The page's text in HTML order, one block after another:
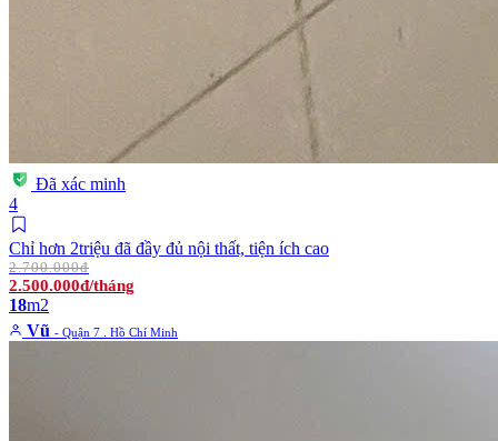
Đã xác minh
4
Chỉ hơn 2triệu đã đầy đủ nội thất, tiện ích cao
2.700.000đ
2.500.000đ/tháng
18m2
Vũ - Quận 7 . Hồ Chí Minh